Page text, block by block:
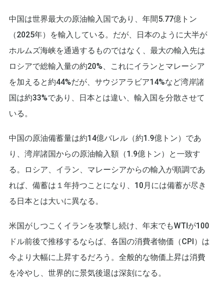
中国は世界最大の原油輸入国であり、年間5.77億トン
（2025年）を輸入している。だが、日本のように大半が
ホルムズ海峡を通過するものではなく、最大の輸入先は
ロシアで総輸入量の約20%、これにイランとマレーシア
を加えると約44%だが、サウジアラビア14%など湾岸諸
国は約33%であり、日本とは違い、輸入国を分散させて
いる。
中国の原油備蓄量は約14億バレル（約1.9億トン）であ
り、湾岸諸国からの原油輸入額（1.9億トン）と一致す
る。ロシア、イラン、マレーシアからの輸入が順調であ
れば、備蓄は１年持つことになり、10月には備蓄が尽き
る日本とは大いに異なる。
米国がしつこくイランを攻撃し続け、年末でもWTIが100
ドル前後で推移するならば、各国の消費者物価（CPI）は
今より大幅に上昇するだろう。全般的な物価上昇は消費
を冷やし、世界的に景気後退は深刻になる。